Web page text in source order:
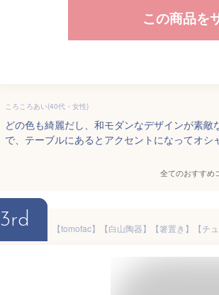
この商品を
ころころあい(40代・女性)
どの色も綺麗だし、和モダンなデザインが素
で、テーブルにあるとアクセントになってオシ
全てのおすすめ
3rd